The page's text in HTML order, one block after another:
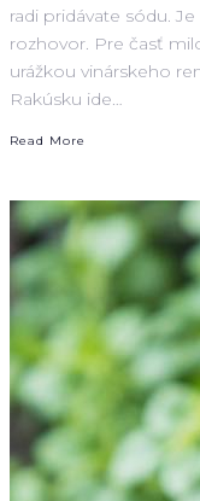
radi pridávate sódu.
rozhovor. Pre časť
urážkou vinárskeho
Rakúsku ide…
Read More